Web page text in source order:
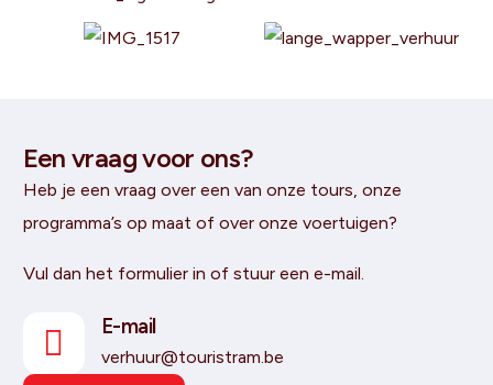
Een vraag voor ons?
Heb je een vraag over een van onze tours, onze
programma’s op maat of over onze voertuigen?
Vul dan het formulier in of stuur een e-mail.
E-mail
verhuur@touristram.be